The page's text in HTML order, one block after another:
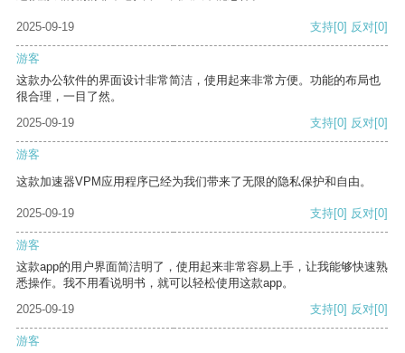
2025-09-19 支持[0] 反对[0]
游客
这款办公软件的界面设计非常简洁，使用起来非常方便。功能的布局也
很合理，一目了然。
2025-09-19
支持[0] 反对[0]
游客
这款加速器VPM应用程序已经为我们带来了无限的隐私保护和自由。
2025-09-19 支持[0] 反对[0]
游客
这款app的用户界面简洁明了，使用起来非常容易上手，让我能够快速熟
悉操作。我不用看说明书，就可以轻松使用这款app。
2025-09-19
支持[0] 反对[0]
游客